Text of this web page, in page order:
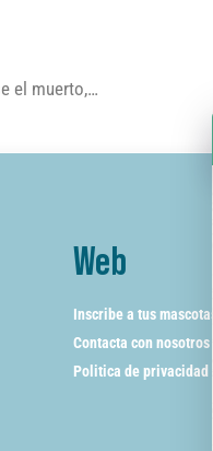
el muerto,…
Web
Inscribe a tus mascotas
Contacta con nosotros
Politica de privacidad